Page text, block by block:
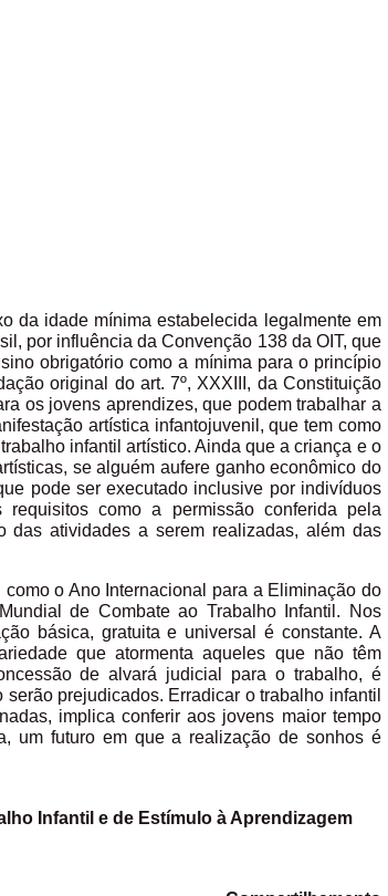
da idade mínima estabelecida legalmente em
por influência da Convenção 138 da OIT, que
obrigatório como a mínima para o princípio
original do art. 7º, XXXIII, da Constituição
os jovens aprendizes, que podem trabalhar a
artística infantojuvenil, que tem como
infantil artístico. Ainda que a criança e o
se alguém aufere ganho econômico do
pode ser executado inclusive por indivíduos
como a permissão conferida pela
das atividades a serem realizadas, além das
o Ano Internacional para a Eliminação do
de Combate ao Trabalho Infantil. Nos
básica, gratuita e universal é constante. A
que atormenta aqueles que não têm
de alvará judicial para o trabalho, é
prejudicados. Erradicar o trabalho infantil
implica conferir aos jovens maior tempo
um futuro em que a realização de sonhos é
Infantil e de Estímulo à Aprendizagem